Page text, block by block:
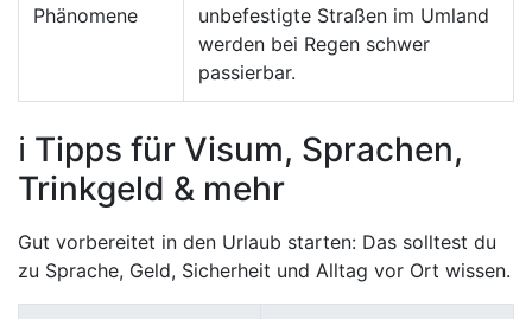
Phänomene
unbefestigte Straßen im Umland
werden bei Regen schwer
passierbar.
ℹ️ Tipps für Visum, Sprachen,
Trinkgeld & mehr
Gut vorbereitet in den Urlaub starten: Das solltest du
zu Sprache, Geld, Sicherheit und Alltag vor Ort wissen.